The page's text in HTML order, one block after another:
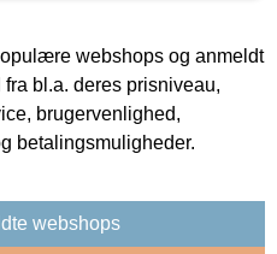
webshops og anmeldt
bl.a. deres prisniveau,
brugervenlighed,
betalingsmuligheder.
webshops